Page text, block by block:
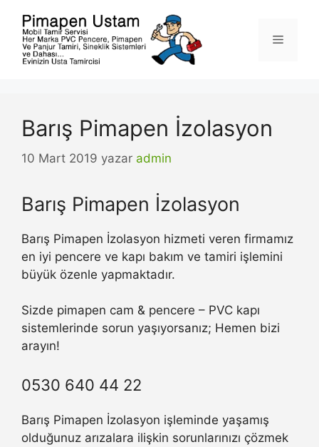
Menü
Barış Pimapen İzolasyon
10 Mart 2019 yazar admin
Barış Pimapen İzolasyon
Barış Pimapen İzolasyon hizmeti veren firmamız
en iyi pencere ve kapı bakım ve tamiri işlemini
büyük özenle yapmaktadır.
Sizde pimapen cam & pencere – PVC kapı
sistemlerinde sorun yaşıyorsanız; Hemen bizi
arayın!
0530 640 44 22
Barış Pimapen İzolasyon işleminde yaşamış
olduğunuz arızalara ilişkin sorunlarınızı çözmek